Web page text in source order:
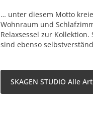
… unter diesem Motto
Wohnraum und
Relaxsessel zur
sind ebenso
SKAGEN STUDIO Alle